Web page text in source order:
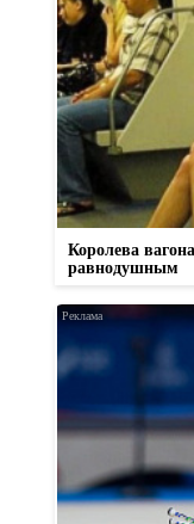
Королева
равнодушным